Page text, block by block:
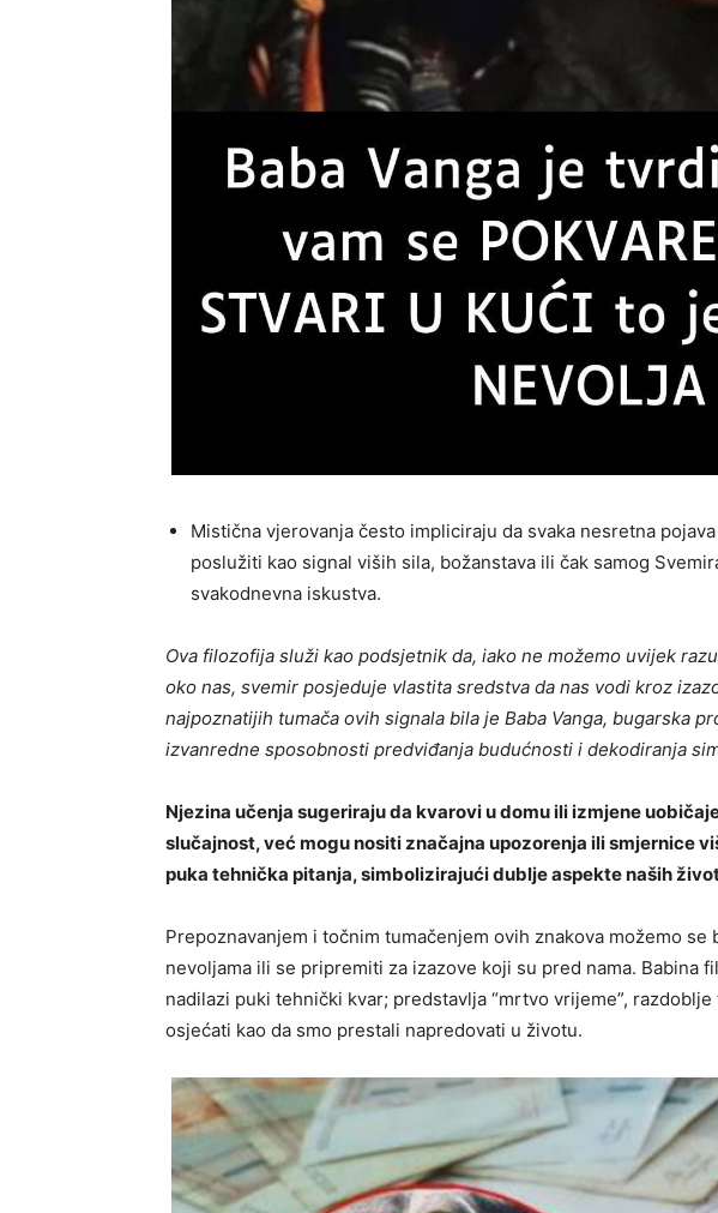
Mistična vjerovanja često impliciraju da svaka nesretna
poslužiti kao signal viših sila, božanstava ili čak samog
svakodnevna iskustva.
Ova filozofija služi kao podsjetnik da, iako ne možemo uvijek
oko nas, svemir posjeduje vlastita sredstva da nas vodi kroz
najpoznatijih tumača ovih signala bila je Baba Vanga, bugarska
izvanredne sposobnosti predviđanja budućnosti i dekodiranja
Njezina učenja sugeriraju da kvarovi u domu ili izmjene
slučajnost, već mogu nositi značajna upozorenja ili smjernice
puka tehnička pitanja, simbolizirajući dublje aspekte naših
Prepoznavanjem i točnim tumačenjem ovih znakova možemo
nevoljama ili se pripremiti za izazove koji su pred nama. Babina
nadilazi puki tehnički kvar; predstavlja “mrtvo vrijeme”,
osjećati kao da smo prestali napredovati u životu.